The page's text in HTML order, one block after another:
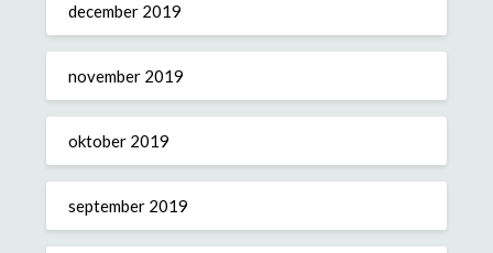
december 2019
november 2019
oktober 2019
september 2019